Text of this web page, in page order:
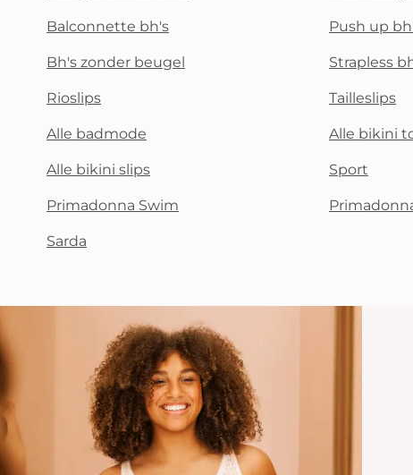
Balconnette bh's Push up
Bh's zonder beugel Strapless
Rioslips Tailleslips
Alle badmode Alle bikini
Alle bikini slips Sport
Primadonna Swim
Sarda